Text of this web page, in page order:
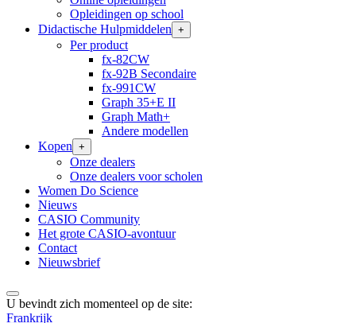
Opleidingen op school
Didactische Hulpmiddelen +
Per product
fx-82CW
fx-92B Secondaire
fx-991CW
Graph 35+E II
Graph Math+
Andere modellen
Kopen +
Onze dealers
Onze dealers voor scholen
Women Do Science
Nieuws
CASIO Community
Het grote CASIO-avontuur
Contact
Nieuwsbrief
U bevindt zich momenteel op de site:
Frankrijk